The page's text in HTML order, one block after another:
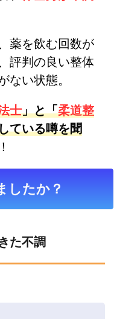
薬を飲む回数が
評判の良い整体
ない状態。
士」と「柔道整
ている噂を聞
したか？
た不調